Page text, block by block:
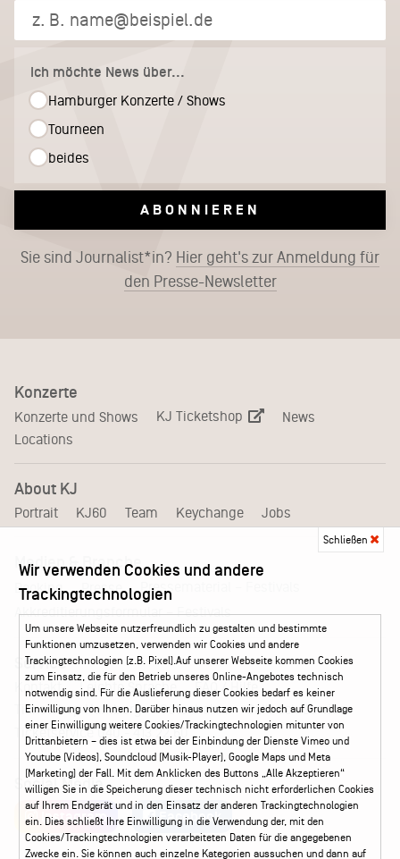
Ich möchte News über...
Hamburger Konzerte / Shows
Tourneen
beides
ABONNIEREN
Sie sind Journalist*in? Hier geht's zur Anmeldung für
den Presse-Newsletter
Konzerte
Konzerte und Shows KJ Ticketshop
News
Locations
About KJ
Portrait KJ60 Team Keychange Jobs
Medien & Branche
Booking Presse
Pressematerial – Festivals
Akkreditierungsformular – Festivals
Service
Kontakt Leichte Sprache
FAQ / Hilfe
Ticketshop Hamburg
Gutscheine
Callback-Service
Ticketservice 040 - 413 22 60
Social Media
Instagram Facebook
Schließen
Wir verwenden Cookies und andere
Trackingtechnologien
Um unsere Webseite nutzerfreundlich zu gestalten und bestimmte
Funktionen umzusetzen, verwenden wir Cookies und andere
Trackingtechnologien (z.B. Pixel).Auf unserer Webseite kommen Cookies
zum Einsatz, die für den Betrieb unseres Online-Angebotes technisch
notwendig sind. Für die Auslieferung dieser Cookies bedarf es keiner
Einwilligung von Ihnen. Darüber hinaus nutzen wir jedoch auf Grundlage
einer Einwilligung weitere Cookies/Trackingtechnologien mitunter von
Drittanbietern – dies ist etwa bei der Einbindung der Dienste Vimeo und
Youtube (Videos), Soundcloud (Musik-Player), Google Maps und Meta
(Marketing) der Fall. Mit dem Anklicken des Buttons „Alle Akzeptieren“
willigen Sie in die Speicherung dieser technisch nicht erforderlichen Cookies
auf Ihrem Endgerät und in den Einsatz der anderen Trackingtechnologien
ein. Dies schließt Ihre Einwilligung in die Verwendung der, mit den
Cookies/Trackingtechnologien verarbeiteten Daten für die angegebenen
Zwecke ein. Sie können auch einzelne Kategorien aussuchen und dann auf